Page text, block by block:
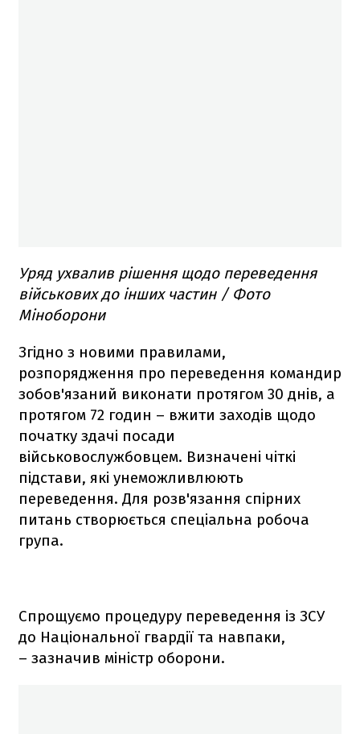
Уряд ухвалив рішення щодо переведення
військових до інших частин / Фото
Міноборони
Згідно з новими правилами,
розпорядження про переведення командир
зобов'язаний виконати протягом 30 днів, а
протягом 72 годин – вжити заходів щодо
початку здачі посади
військовослужбовцем. Визначені чіткі
підстави, які унеможливлюють
переведення. Для розв'язання спірних
питань створюється спеціальна робоча
група.
Спрощуємо процедуру переведення із ЗСУ
до Національної гвардії та навпаки,
– зазначив міністр оборони.